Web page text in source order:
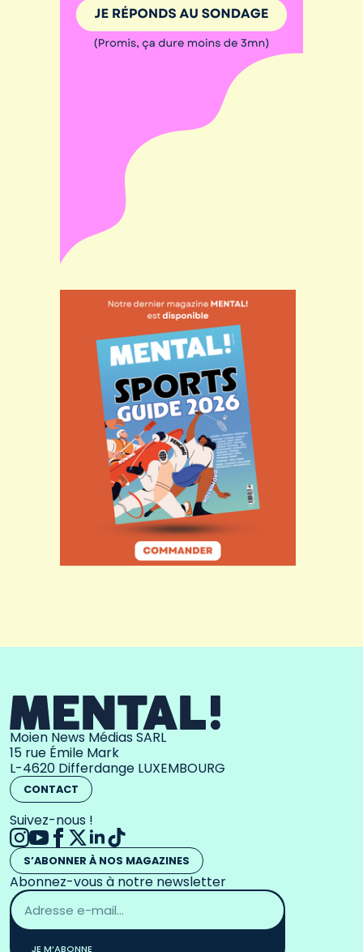
Moien News Médias SARL
15 rue Émile Mark
L-4620 Differdange LUXEMBOURG
CONTACT
Suivez-nous !
S’ABONNER À NOS MAGAZINES
Abonnez-vous à notre newsletter
Adresse
email
*
JE M’ABONNE